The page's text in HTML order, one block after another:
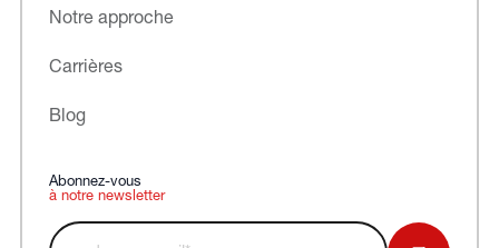
Notre approche
Carrières
Blog
Abonnez-vous
à notre newsletter